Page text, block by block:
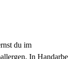
du im
In